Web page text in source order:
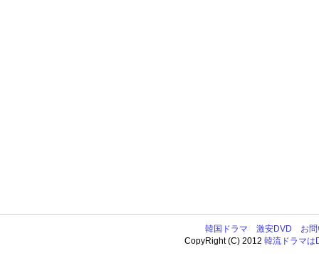
韓国ドラマ 激安DVD
お
CopyRight (C) 2012韓流ドラマは